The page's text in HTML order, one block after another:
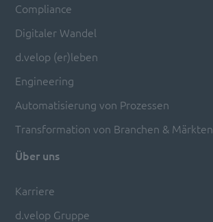
Compliance
Digitaler Wandel
d.velop (er)leben
Engineering
Automatisierung von Prozessen
Transformation von Branchen & Märkten
Über uns
Karriere
d.velop Gruppe